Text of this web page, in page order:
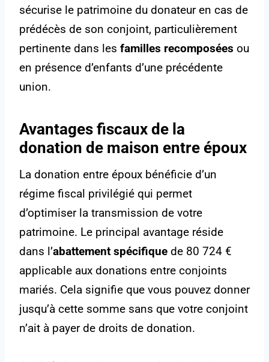
sécurise le patrimoine du donateur en cas de
prédécès de son conjoint, particulièrement
pertinente dans les familles recomposées ou
en présence d’enfants d’une précédente
union.
Avantages fiscaux de la
donation de maison entre époux
La donation entre époux bénéficie d’un
régime fiscal privilégié qui permet
d’optimiser la transmission de votre
patrimoine. Le principal avantage réside
dans l’abattement spécifique de 80 724 €
applicable aux donations entre conjoints
mariés. Cela signifie que vous pouvez donner
jusqu’à cette somme sans que votre conjoint
n’ait à payer de droits de donation.